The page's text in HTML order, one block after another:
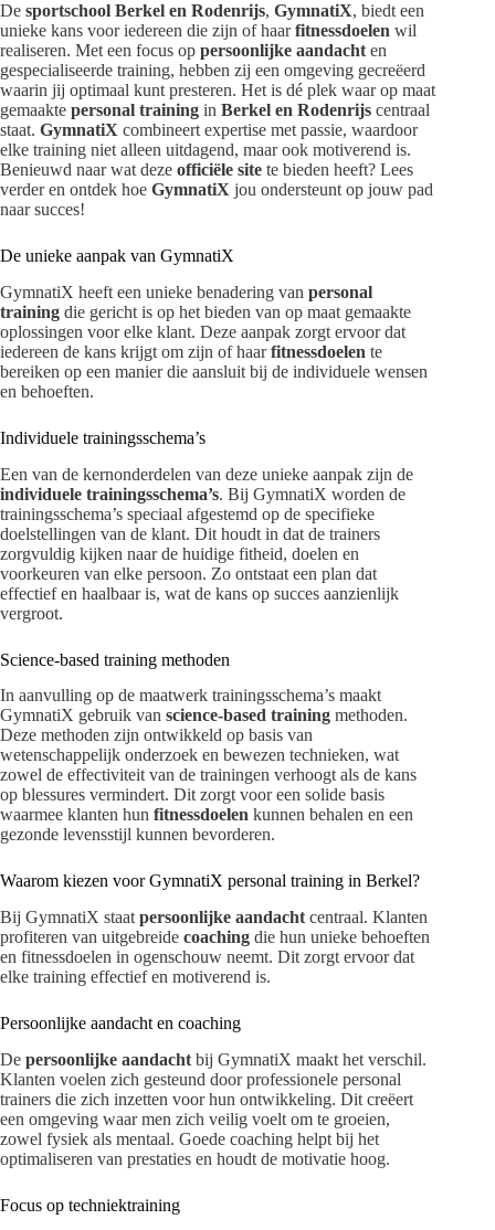
De sportschool Berkel en Rodenrijs, GymnatiX, biedt een
unieke kans voor iedereen die zijn of haarfitnessdoelen wil
realiseren. Met een focus op persoonlijke aandacht en
gespecialiseerde training, hebben zij een omgeving gecreëerd
waarin jij optimaal kunt presteren. Het is dé plek waar op maat
gemaakte personal training in Berkel en Rodenrijs centraal
staat. GymnatiX combineert expertise met passie, waardoor
elke training niet alleen uitdagend, maar ook motiverend is.
Benieuwd naar wat deze officiële site te bieden heeft? Lees
verder en ontdek hoe GymnatiX jou ondersteunt op jouw pad
naar succes!
De unieke aanpak van GymnatiX
GymnatiX heeft een unieke benadering van personal
training die gericht is op het bieden van op maat gemaakte
oplossingen voor elke klant. Deze aanpak zorgt ervoor dat
iedereen de kans krijgt om zijn of haarfitnessdoelen te
bereiken op een manier die aansluit bij de individuele wensen
en behoeften.
Individuele trainingsschema’s
Een van de kernonderdelen van deze unieke aanpak zijn de
individuele trainingsschema’s. Bij GymnatiX worden de
trainingsschema’s speciaal afgestemd op de specifieke
doelstellingen van de klant. Dit houdt in dat de trainers
zorgvuldig kijken naar de huidige fitheid, doelen en
voorkeuren van elke persoon. Zo ontstaat een plan dat
effectief en haalbaar is, wat de kans op succes aanzienlijk
vergroot.
Science-based training methoden
In aanvulling op de maatwerk trainingsschema’s maakt
GymnatiX gebruik van science-based training methoden.
Deze methoden zijn ontwikkeld op basis van
wetenschappelijk onderzoek en bewezen technieken, wat
zowel de effectiviteit van de trainingen verhoogt als de kans
op blessures vermindert. Dit zorgt voor een solide basis
waarmee klanten hun fitnessdoelen kunnen behalen en een
gezonde levensstijl kunnen bevorderen.
Waarom kiezen voor GymnatiX personal training in Berkel?
Bij GymnatiX staat persoonlijke aandacht centraal. Klanten
profiteren van uitgebreide coaching die hun unieke behoeften
en fitnessdoelen in ogenschouw neemt. Dit zorgt ervoor dat
elke training effectief en motiverend is.
Persoonlijke aandacht en coaching
De persoonlijke aandacht bij GymnatiX maakt het verschil.
Klanten voelen zich gesteund door professionele personal
trainers die zich inzetten voor hun ontwikkeling. Dit creëert
een omgeving waar men zich veilig voelt om te groeien,
zowel fysiek als mentaal. Goede coaching helpt bij het
optimaliseren van prestaties en houdt de motivatie hoog.
Focus op techniektraining